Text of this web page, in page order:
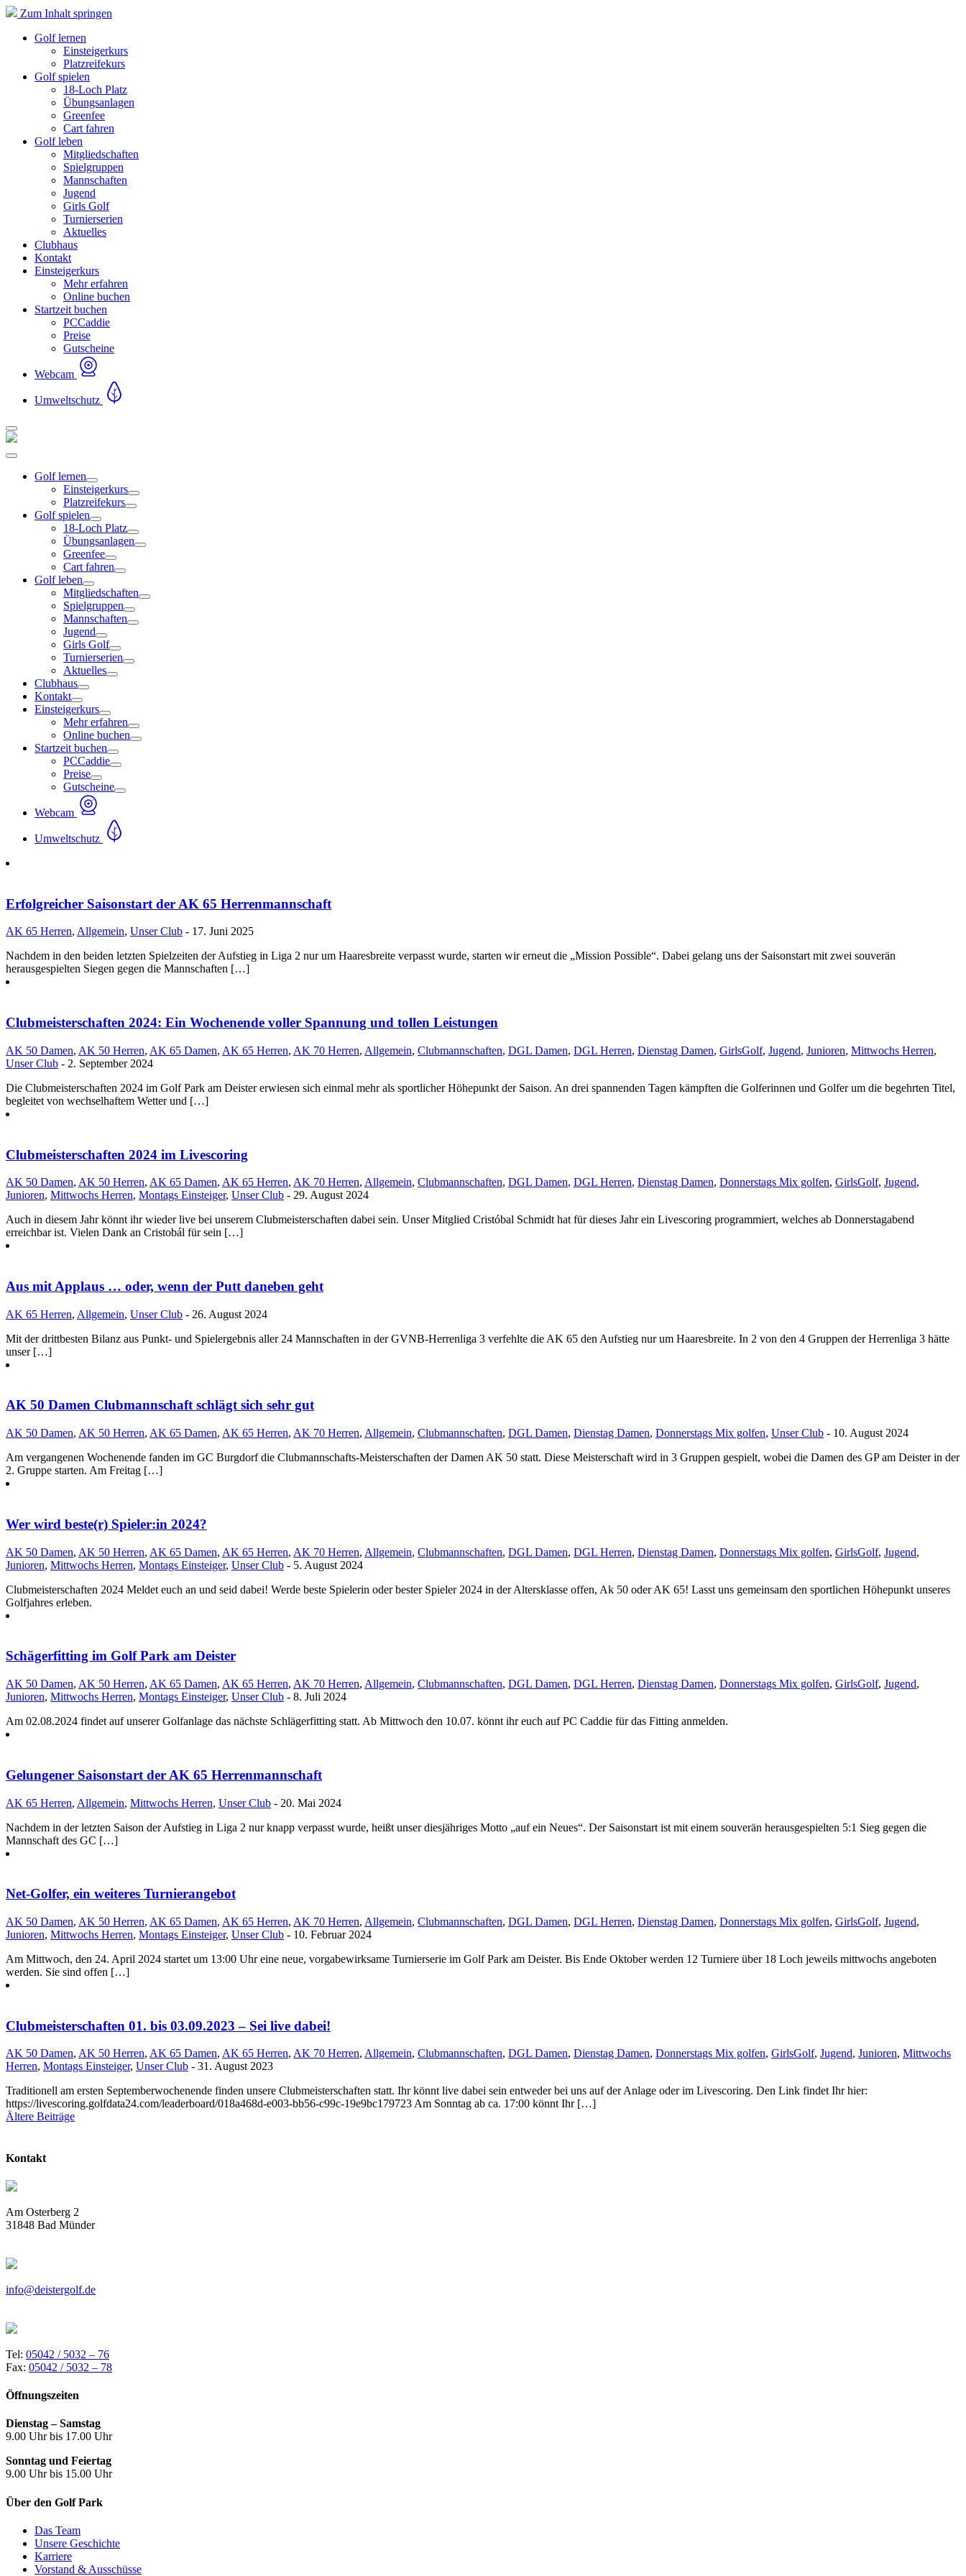
Zum Inhalt springen
Golf lernen
Einsteigerkurs
Platzreifekurs
Golf spielen
18-Loch Platz
Übungsanlagen
Greenfee
Cart fahren
Golf leben
Mitgliedschaften
Spielgruppen
Mannschaften
Jugend
Girls Golf
Turnierserien
Aktuelles
Clubhaus
Kontakt
Einsteigerkurs
Mehr erfahren
Online buchen
Startzeit buchen
PCCaddie
Preise
Gutscheine
Webcam
Umweltschutz
Golf lernen
Einsteigerkurs
Platzreifekurs
Golf spielen
18-Loch Platz
Übungsanlagen
Greenfee
Cart fahren
Golf leben
Mitgliedschaften
Spielgruppen
Mannschaften
Jugend
Girls Golf
Turnierserien
Aktuelles
Clubhaus
Kontakt
Einsteigerkurs
Mehr erfahren
Online buchen
Startzeit buchen
PCCaddie
Preise
Gutscheine
Webcam
Umweltschutz
Erfolgreicher Saisonstart der AK 65 Herrenmannschaft
AK 65 Herren, Allgemein, Unser Club - 17. Juni 2025
Nachdem in den beiden letzten Spielzeiten der Aufstieg in Liga 2 nur um Haaresbreite verpasst wurde, starten wir erneut die „Mission Possible“. Dabei gelang uns der Saisonstart mit zwei souverän
herausgespielten Siegen gegen die Mannschaften […]
Clubmeisterschaften 2024: Ein Wochenende voller Spannung und tollen Leistungen
AK 50 Damen, AK 50 Herren, AK 65 Damen, AK 65 Herren, AK 70 Herren, Allgemein, Clubmannschaften, DGL Damen, DGL Herren, Dienstag Damen, GirlsGolf, Jugend, Junioren, Mittwochs Herren,
Unser Club - 2. September 2024
Die Clubmeisterschaften 2024 im Golf Park am Deister erwiesen sich einmal mehr als sportlicher Höhepunkt der Saison. An drei spannenden Tagen kämpften die Golferinnen und Golfer um die begehrten Titel,
begleitet von wechselhaftem Wetter und […]
Clubmeisterschaften 2024 im Livescoring
AK 50 Damen, AK 50 Herren, AK 65 Damen, AK 65 Herren, AK 70 Herren, Allgemein, Clubmannschaften, DGL Damen, DGL Herren, Dienstag Damen, Donnerstags Mix golfen, GirlsGolf, Jugend,
Junioren, Mittwochs Herren, Montags Einsteiger, Unser Club - 29. August 2024
Auch in diesem Jahr könnt ihr wieder live bei unserem Clubmeisterschaften dabei sein. Unser Mitglied Cristóbal Schmidt hat für dieses Jahr ein Livescoring programmiert, welches ab Donnerstagabend
erreichbar ist. Vielen Dank an Cristobál für sein […]
Aus mit Applaus … oder, wenn der Putt daneben geht
AK 65 Herren, Allgemein, Unser Club - 26. August 2024
Mit der drittbesten Bilanz aus Punkt- und Spielergebnis aller 24 Mannschaften in der GVNB-Herrenliga 3 verfehlte die AK 65 den Aufstieg nur um Haaresbreite. In 2 von den 4 Gruppen der Herrenliga 3 hätte
unser […]
AK 50 Damen Clubmannschaft schlägt sich sehr gut
AK 50 Damen, AK 50 Herren, AK 65 Damen, AK 65 Herren, AK 70 Herren, Allgemein, Clubmannschaften, DGL Damen, Dienstag Damen, Donnerstags Mix golfen, Unser Club - 10. August 2024
Am vergangenen Wochenende fanden im GC Burgdorf die Clubmannschafts-Meisterschaften der Damen AK 50 statt. Diese Meisterschaft wird in 3 Gruppen gespielt, wobei die Damen des GP am Deister in der
2. Gruppe starten. Am Freitag […]
Wer wird beste(r) Spieler:in 2024?
AK 50 Damen, AK 50 Herren, AK 65 Damen, AK 65 Herren, AK 70 Herren, Allgemein, Clubmannschaften, DGL Damen, DGL Herren, Dienstag Damen, Donnerstags Mix golfen, GirlsGolf, Jugend,
Junioren, Mittwochs Herren, Montags Einsteiger, Unser Club - 5. August 2024
Clubmeisterschaften 2024 Meldet euch an und seid dabei! Werde beste Spielerin oder bester Spieler 2024 in der Altersklasse offen, Ak 50 oder AK 65! Lasst uns gemeinsam den sportlichen Höhepunkt unseres
Golfjahres erleben.
Schägerfitting im Golf Park am Deister
AK 50 Damen, AK 50 Herren, AK 65 Damen, AK 65 Herren, AK 70 Herren, Allgemein, Clubmannschaften, DGL Damen, DGL Herren, Dienstag Damen, Donnerstags Mix golfen, GirlsGolf, Jugend,
Junioren, Mittwochs Herren, Montags Einsteiger, Unser Club - 8. Juli 2024
Am 02.08.2024 findet auf unserer Golfanlage das nächste Schlägerfitting statt. Ab Mittwoch den 10.07. könnt ihr euch auf PC Caddie für das Fitting anmelden.
Gelungener Saisonstart der AK 65 Herrenmannschaft
AK 65 Herren, Allgemein, Mittwochs Herren, Unser Club - 20. Mai 2024
Nachdem in der letzten Saison der Aufstieg in Liga 2 nur knapp verpasst wurde, heißt unser diesjähriges Motto „auf ein Neues“. Der Saisonstart ist mit einem souverän herausgespielten 5:1 Sieg gegen die
Mannschaft des GC […]
Net-Golfer, ein weiteres Turnierangebot
AK 50 Damen, AK 50 Herren, AK 65 Damen, AK 65 Herren, AK 70 Herren, Allgemein, Clubmannschaften, DGL Damen, DGL Herren, Dienstag Damen, Donnerstags Mix golfen, GirlsGolf, Jugend,
Junioren, Mittwochs Herren, Montags Einsteiger, Unser Club - 10. Februar 2024
Am Mittwoch, den 24. April 2024 startet um 13:00 Uhr eine neue, vorgabewirksame Turnierserie im Golf Park am Deister. Bis Ende Oktober werden 12 Turniere über 18 Loch jeweils mittwochs angeboten
werden. Sie sind offen […]
Clubmeisterschaften 01. bis 03.09.2023 – Sei live dabei!
AK 50 Damen, AK 50 Herren, AK 65 Damen, AK 65 Herren, AK 70 Herren, Allgemein, Clubmannschaften, DGL Damen, Dienstag Damen, Donnerstags Mix golfen, GirlsGolf, Jugend, Junioren, Mittwochs
Herren, Montags Einsteiger, Unser Club - 31. August 2023
Traditionell am ersten Septemberwochenende finden unsere Clubmeisterschaften statt. Ihr könnt live dabei sein entweder bei uns auf der Anlage oder im Livescoring. Den Link findet Ihr hier:
https://livescoring.golfdata24.com/leaderboard/018a468d-e003-bb56-c99c-19e9bc179723 Am Sonntag ab ca. 17:00 könnt Ihr […]
Beitragsnavigation
Ältere Beiträge
Kontakt
Am Osterberg 2
31848 Bad Münder
info@deistergolf.de
Tel: 05042 / 5032 – 76
Fax: 05042 / 5032 – 78
Öffnungszeiten
Dienstag – Samstag
9.00 Uhr bis 17.00 Uhr
Sonntag und Feiertag
9.00 Uhr bis 15.00 Uhr
Über den Golf Park
Das Team
Unsere Geschichte
Karriere
Vorstand & Ausschüsse